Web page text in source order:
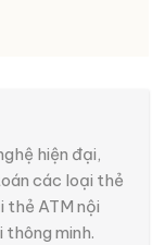
hiện đại,
các loại thẻ
thẻ ATM nội
minh.